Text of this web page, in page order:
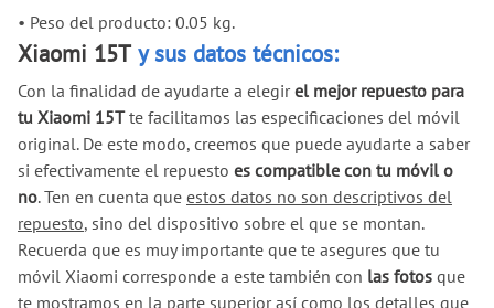
• Peso del producto: 0.05 kg.
Xiaomi 15Ty sus datos técnicos:
Con la finalidad de ayudarte a elegirel mejor repuesto para
tu Xiaomi 15Tte facilitamos las especificaciones del móvil
original. De este modo, creemos que puede ayudarte a saber
si efectivamente el repuesto es compatible con tu móvil o
no. Ten en cuenta que estos datos no son descriptivos del
repuesto, sino del dispositivo sobre el que se montan.
Recuerda que es muy importante que te asegures que tu
móvil Xiaomi corresponde a este también con las fotos que
te mostramos en la parte superior así como los detalles que